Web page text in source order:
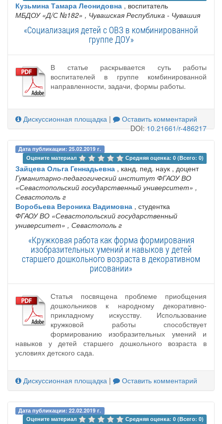
Кузьмина Тамара Леонидовна , воспитатель
МБДОУ «Д/С №182» , Чувашская Республика - Чувашия
«Социализация детей с ОВЗ в комбинированной
группе ДОУ»
В статье раскрывается суть работы
воспитателей в группе комбинированной
направленности, задачи, формы работы.
Дискуссионная площадка |
Оставить комментарий
DOI:10.21661/r-486217
Дата публикации: 25.02.2019 г.
Оцените материал
Средняя оценка: 0 (Всего: 0)
Зайцева Ольга Геннадьевна , канд. пед. наук , доцент
Гуманитарно-педагогический институт ФГАОУ ВО
«Севастопольский государственный университет» ,
Севастополь г
Воробьева Вероника Вадимовна , студентка
ФГАОУ ВО «Севастопольский государственный
университет» , Севастополь г
«Кружковая работа как форма формирования
изобразительных умений и навыков у детей
старшего дошкольного возраста в декоративном
рисовании»
Статья посвящена проблеме приобщения
дошкольников к народному декоративно-
прикладному искусству. Использование
кружковой работы способствует
формированию изобразительных умений и
навыков у детей старшего дошкольного возраста в
условиях детского сада.
Дискуссионная площадка | Оставить комментарий
Дата публикации: 22.02.2019 г.
Оцените материал
Средняя оценка: 0 (Всего: 0)